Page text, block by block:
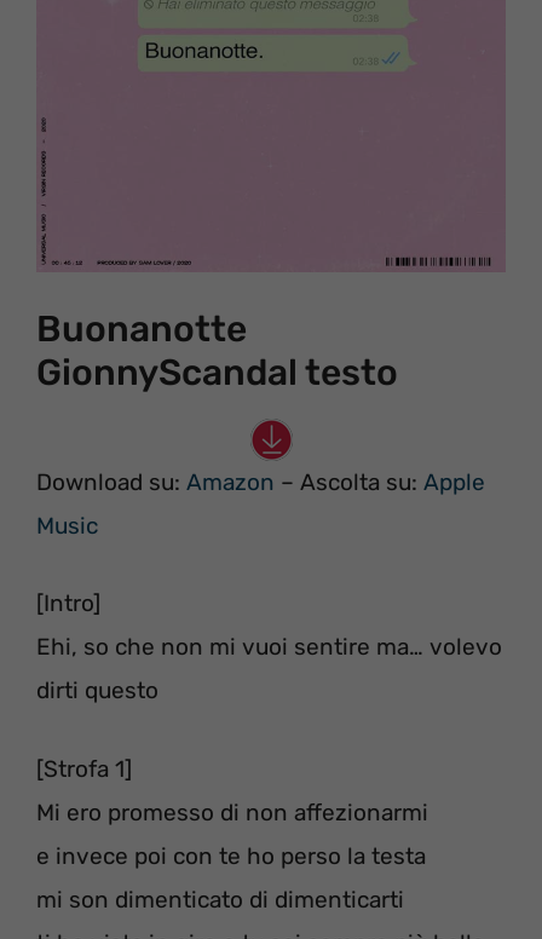
Buonanotte
GionnyScandal testo
Download su: Amazon – Ascolta su: Apple
Music
[Intro]
Ehi, so che non mi vuoi sentire ma… volevo
dirti questo
[Strofa 1]
Mi ero promesso di non affezionarmi
e invece poi con te ho perso la testa
mi son dimenticato di dimenticarti